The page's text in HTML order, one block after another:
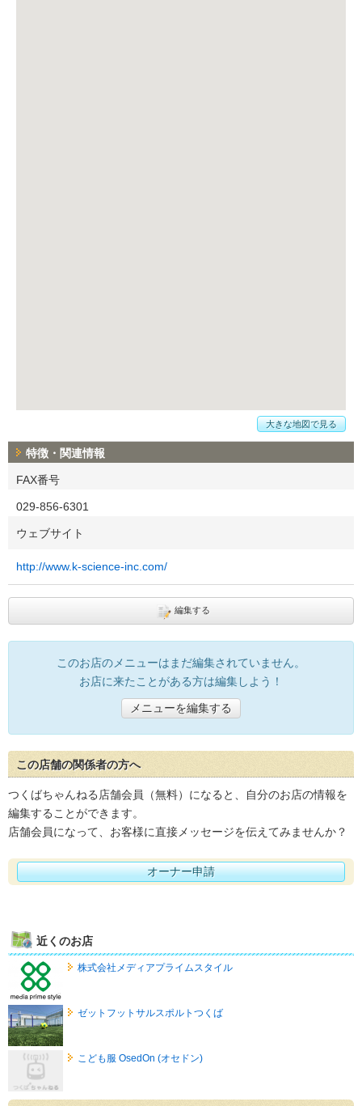
大きな地図で見る
特徴・関連情報
FAX番号
029-856-6301
ウェブサイト
http://www.k-science-inc.com/
編集する
このお店のメニューはまだ編集されていません。
お店に来たことがある方は編集しよう！
メニューを編集する
この店舗の関係者の方へ
つくばちゃんねる店舗会員（無料）になると、自分のお店の情報を
編集することができます。
店舗会員になって、お客様に直接メッセージを伝えてみませんか？
オーナー申請
近くのお店
株式会社メディアプライムスタイル
ゼットフットサルスポルトつくば
こども服 OsedOn (オセドン)